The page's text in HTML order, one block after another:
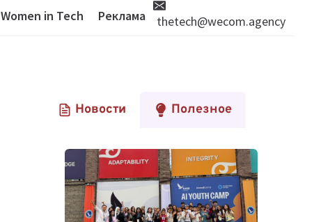
Women in Tech Реклама thetech@wecom.agency
Новости Полезное